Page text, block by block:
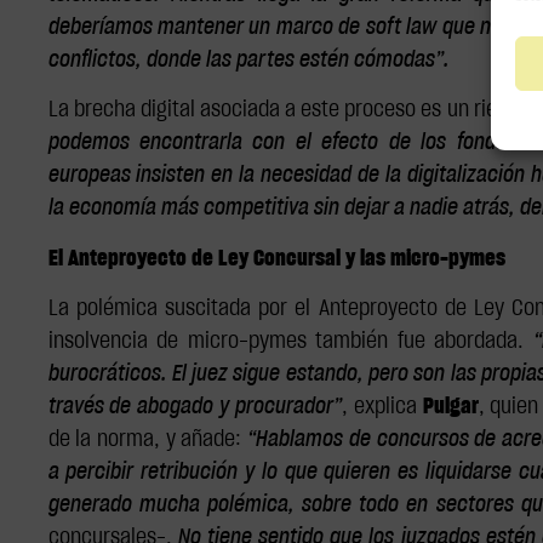
deberíamos mantener un marco de soft law que nos
conflictos, donde las partes estén cómodas”.
La brecha digital asociada a este proceso es un riesgo.
podemos encontrarla con el efecto de los fondos
europeas insisten en la necesidad de la digitalización
la economía más competitiva sin dejar a nadie atrás,
El Anteproyecto de Ley Concursal y las micro-pymes
La polémica suscitada por el Anteproyecto de Ley
insolvencia de micro-pymes también fue abordada.
burocráticos. El juez sigue estando, pero son las
través de abogado y procurador”, explica Pulgar,
de la norma, y añade: “Hablamos de concursos de
a percibir retribución y lo que quieren es liquidarse
generado mucha polémica, sobre todo en sectores
concursales-. No tiene sentido que los juzgados